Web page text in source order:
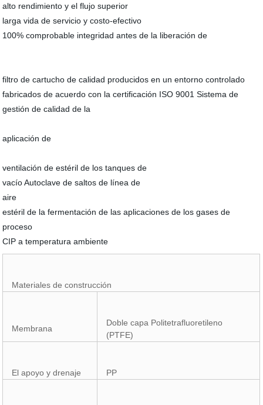
alto rendimiento y el flujo superior
larga vida de servicio y costo-efectivo
100% comprobable integridad antes de la liberación de
filtro de cartucho de calidad producidos en un entorno controlado
fabricados de acuerdo con la certificación ISO 9001 Sistema de
gestión de calidad de la
aplicación de
ventilación de estéril de los tanques de
vacío Autoclave de saltos de línea de
aire
estéril de la fermentación de las aplicaciones de los gases de
proceso
CIP a temperatura ambiente
Materiales de construcción
Membrana
Doble capa Politetrafluoretileno
(PTFE)
El apoyo y drenaje PP